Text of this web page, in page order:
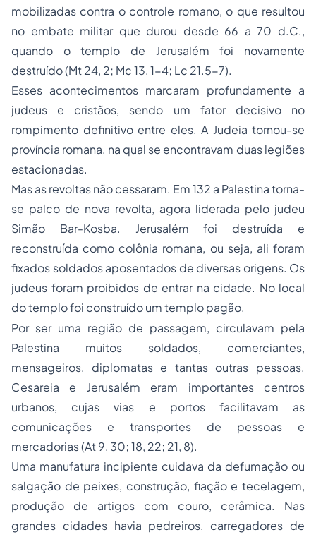
mobilizadas contra o controle romano, o que resultou
no embate militar que durou desde 66 a 70 d.C.,
quando o templo de Jerusalém foi novamente
destruído (Mt 24, 2; Mc 13, 1-4; Lc 21.5-7).
Esses acontecimentos marcaram profundamente a
judeus e cristãos, sendo um fator decisivo no
rompimento definitivo entre eles. A Judeia tornou-se
província romana, na qual se encontravam duas legiões
estacionadas.
Mas as revoltas não cessaram. Em 132 a Palestina torna-
se palco de nova revolta, agora liderada pelo judeu
Simão Bar-Kosba. Jerusalém foi destruída e
reconstruída como colônia romana, ou seja, ali foram
fixados soldados aposentados de diversas origens. Os
judeus foram proibidos de entrar na cidade. No local
do templo foi construído um templo pagão.
Por ser uma região de passagem, circulavam pela
Palestina muitos soldados, comerciantes,
mensageiros, diplomatas e tantas outras pessoas.
Cesareia e Jerusalém eram importantes centros
urbanos, cujas vias e portos facilitavam as
comunicações e transportes de pessoas e
mercadorias (At 9, 30; 18, 22; 21, 8).
Uma manufatura incipiente cuidava da defumação ou
salgação de peixes, construção, fiação e tecelagem,
produção de artigos com couro, cerâmica. Nas
grandes cidades havia pedreiros, carregadores de